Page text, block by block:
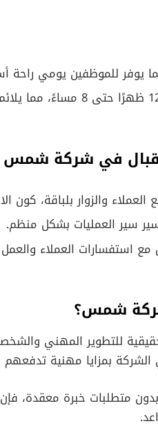
يوفر للموظفين يومي راحة
: دوام العمل من الساعة 12
في شركة شمس
العملاء والزوار بلباقة،
سير العمليات بشكل منظم.
مع استفسارات العملاء
شركة شمس؟
للتطوير المهني
بمزايا مهنية
متطلبات خبرة معقدة،